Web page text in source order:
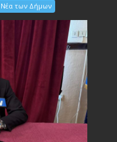
Νέα των Δήμων